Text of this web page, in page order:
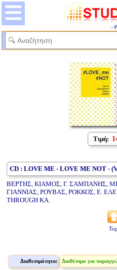
Τιμή:
CD : LOVE ME - LOVE ME NOT -
ΒΕΡΤΗΣ, ΚΙΑΜΟΣ, Γ. ΣΑΜΠΑΝΗΣ,
ΓΙΑΝΝΙΑΣ, ΡΟΥΒΑΣ, ΡΟΚΚΟΣ, Ε.
THROUGH ΚΑ.
Top
Διαθεσιμότητα: Διαθέσιμο για